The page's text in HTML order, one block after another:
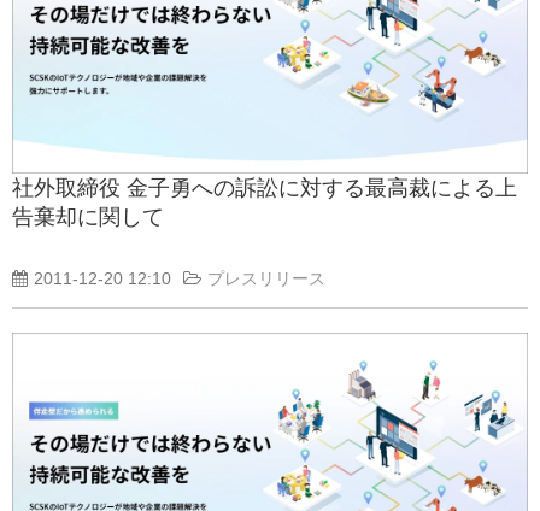
社外取締役 金子勇への訴訟に対する最高裁による上
告棄却に関して
2011-12-20 12:10 プレスリリース